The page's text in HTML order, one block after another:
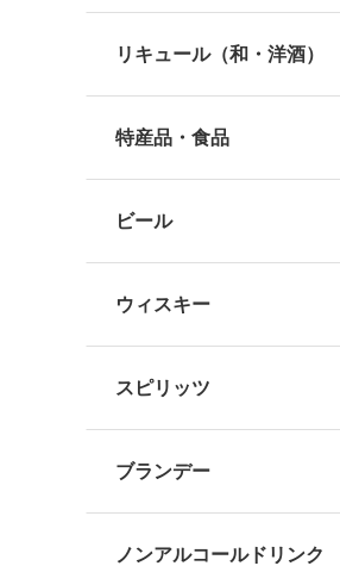
4000円台
5000円台
純米吟醸酒
吟醸酒
普通酒
お燗酒
にごり酒・発泡・その他
中部・北陸の日本酒
芋焼酎
麦焼酎
米焼酎
黒糖焼酎
ドイツワイン
海外産ワイン
赤ワイン
シャンパーニュ
スパークリングワイン
オレンジワイン
リキュール（和・洋酒）
果実酒・その他
シリーズで選ぶ
特産品・食品
おつまみ
健康志向・免疫力アップ
調味料
ビール
ウィスキー
その他ウイスキー
国産洋酒
スピリッツ
ラム
ブランデー
ノンアルコールドリンク